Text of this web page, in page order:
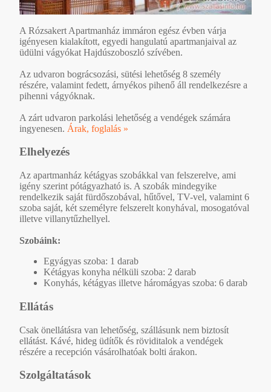
A Rózsakert Apartmanház immáron egész évben várja
igényesen kialakított, egyedi hangulatú apartmanjaival az
üdülni vágyókat Hajdúszoboszló szívében.
Az udvaron bográcsozási, sütési lehetőség 8 személy
részére, valamint fedett, árnyékos pihenő áll rendelkezésre a
pihenni vágyóknak.
A zárt udvaron parkolási lehetőség a vendégek számára
ingyenesen. Árak, foglalás »
Elhelyezés
Az apartmanház kétágyas szobákkal van felszerelve, ami
igény szerint pótágyazható is. A szobák mindegyike
rendelkezik saját fürdőszobával, hűtővel, TV-vel, valamint 6
szoba saját, két személyre felszerelt konyhával, mosogatóval
illetve villanytűzhellyel.
Szobáink:
Egyágyas szoba: 1 darab
Kétágyas konyha nélküli szoba: 2 darab
Konyhás, kétágyas illetve háromágyas szoba: 6 darab
Ellátás
Csak önellátásra van lehetőség, szállásunk nem biztosít
ellátást. Kávé, hideg üdítők és röviditalok a vendégek
részére a recepción vásárolhatóak bolti árakon.
Szolgáltatások